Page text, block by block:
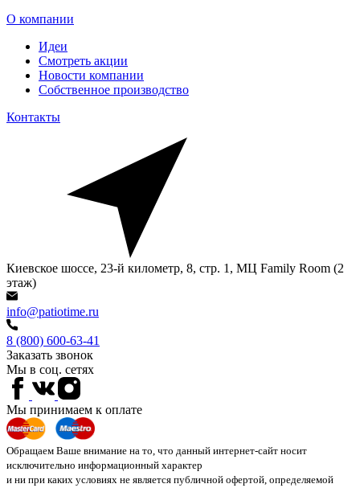
О компании
Идеи
Смотреть акции
Новости компании
Собственное производство
Контакты
Киевское шоссе, 23-й километр, 8, стр. 1, МЦ Family Room (2
этаж)
info@patiotime.ru
8 (800) 600-63-41
Заказать звонок
Мы в соц. сетях
Мы принимаем к оплате
Обращаем Ваше внимание на то, что данный интернет-сайт носит
исключительно информационный характер
и ни при каких условиях не является публичной офертой, определяемой